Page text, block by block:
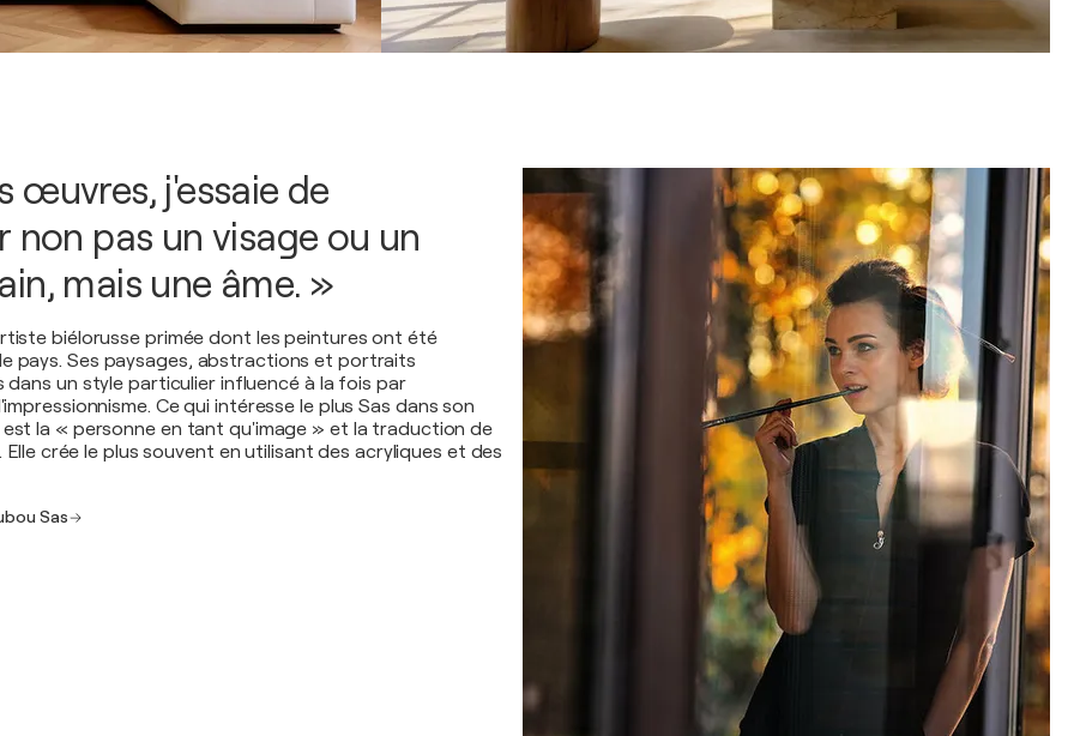
œuvres, j'essaie de
non pas un visage ou un
mais une âme. »
biélorusse primée dont les peintures ont été
pays. Ses paysages, abstractions et portraits
un style particulier influencé à la fois par
Ce qui intéresse le plus Sas dans son
la « personne en tant qu'image » et la traduction de
crée le plus souvent en utilisant des acryliques et des
Sas